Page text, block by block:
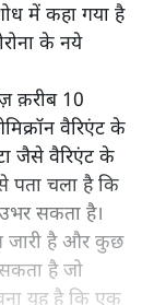
में कहा गया है
के नये
क़रीब 10
वैरिएंट के
जैसे वैरिएंट के
पता चला है कि
सकता है।
जारी है और कुछ
है जो
यह है कि एक